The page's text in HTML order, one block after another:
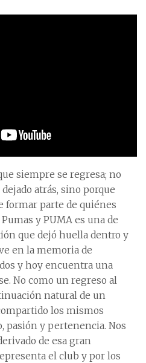
siempre se regresa; no
atrás, sino porque
formar parte de quiénes
y PUMA es una de
que dejó huella dentro y
en la memoria de
y hoy encuentra una
No como un regreso al
natural de un
los mismos
pasión y pertenencia. Nos
de esa gran
el club y por los